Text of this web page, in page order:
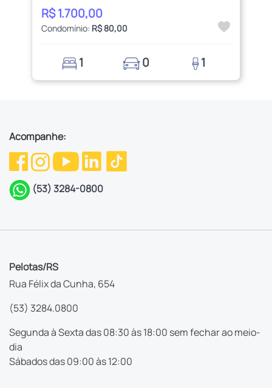
R$ 1.700,00
Condomínio: R$ 80,00
1 0 1
Acompanhe:
(53) 3284-0800
Pelotas/RS
Rua Félix da Cunha, 654
(53) 3284.0800
Segunda à Sexta das 08:30 às 18:00 sem fechar ao meio-
dia
Sábados das 09:00 às 12:00